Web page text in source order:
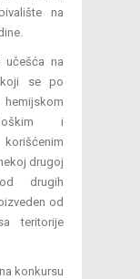
na
učešća na
koji se po
i
drugoj
drugih
od
teritorije
konkursu